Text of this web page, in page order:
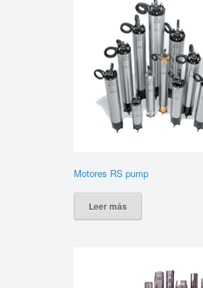
Motores RS pump
Leer más